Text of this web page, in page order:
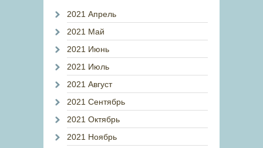
2021 Апрель
2021 Май
2021 Июнь
2021 Июль
2021 Август
2021 Сентябрь
2021 Октябрь
2021 Ноябрь